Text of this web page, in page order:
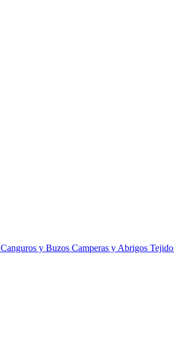
Canguros y Buzos Camperas y Abrigos Tejido